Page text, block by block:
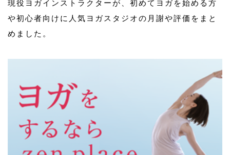
現役ヨガインストラクターが、初めてヨガを始める方
や初心者向けに人気ヨガスタジオの月謝や評価をまと
めました。